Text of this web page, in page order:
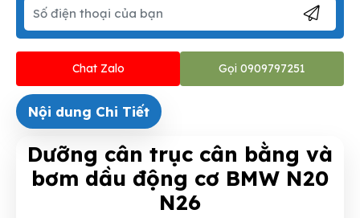
Chat Zalo Gọi 0909797251
Nội dung Chi Tiết
Dưỡng cân trục cân bằng và
bơm dầu động cơ BMW N20
N26